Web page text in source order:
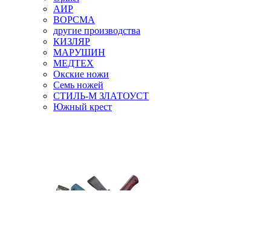
АИР
ВОРСМА
другие производства
КИЗЛЯР
МАРУШИН
МЕДТЕХ
Окские ножи
Семь ножей
СТИЛЬ-М ЗЛАТОУСТ
Южный крест